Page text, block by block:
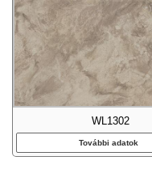
WL1302
További adatok